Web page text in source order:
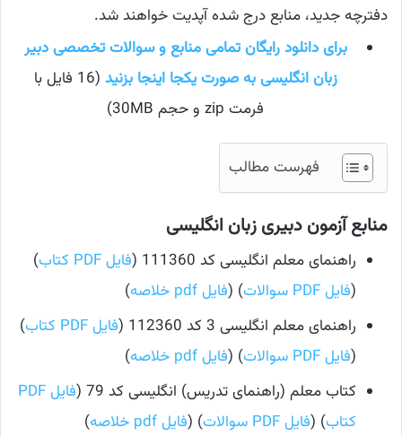
دفترچه جدید، منابع درج شده آپدیت خواهند شد.
برای دانلود رایگان تمامی منابع و سوالات تخصصی دبیر
زبان انگلیسی به صورت یکجا اینجا بزنید
(16 فایل با
فرمت zip و حجم 30MB)
فهرست مطالب
منابع آزمون دبیری زبان انگلیسی
راهنمای معلم انگلیسی کد 111360 ( فایل PDF کتاب
)
(فایل PDF سوالات ) (فایل pdf خلاصه
)
راهنمای معلم انگلیسی 3 کد 112360 (
فایل PDF کتاب
)
(فایل PDF سوالات ) (فایل pdf خلاصه
)
کتاب معلم (راهنمای تدریس) انگلیسی کد 79 (
فایل PDF
کتاب) (فایل PDF سوالات ) (فایل pdf خلاصه
)